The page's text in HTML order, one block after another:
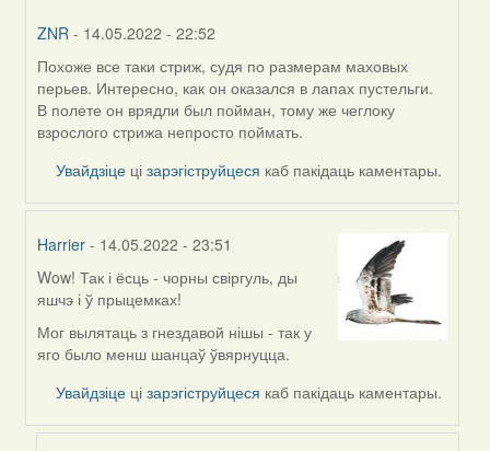
ZNR - 14.05.2022 - 22:52
In
reply
to
by
Lighty
Похоже все таки стриж, судя по размерам маховых
перьев. Интересно, как он оказался в лапах пустельги.
В полете он врядли был пойман, тому же чеглоку
взрослого стрижа непросто поймать.
Увайдзіце цізарэгіструйцеся каб пакідаць каментары.
Harrier - 14.05.2022 - 23:51
In
reply
to
by
Wow! Так і ёсць - чорны свіргуль, ды
яшчэ і ў прыцемках!
Мог вылятаць з гнездавой нішы - так у
яго было менш шанцаў ўвярнуцца.
Увайдзіце цізарэгіструйцеся каб пакідаць каментары.